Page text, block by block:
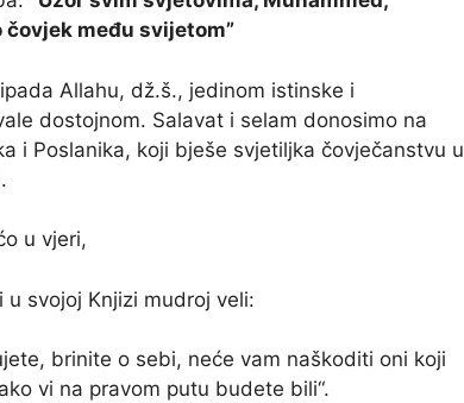
čovjek među svijetom”
Allahu, dž.š., jedinom istinske i
dostojnom. Salavat i selam donosimo na
i Poslanika, koji bješe svjetiljka čovječanstvu u
u vjeri,
u svojoj Knjizi mudroj veli:
brinite o sebi, neće vam naškoditi oni koji
vi na pravom putu budete bili“.